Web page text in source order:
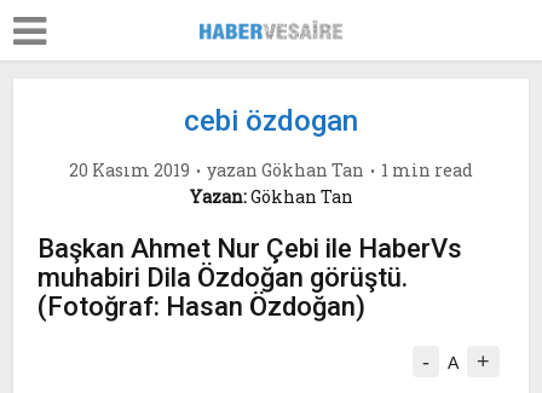
cebi özdogan
20 Kasım 2019 yazan Gökhan Tan
1 min read
Yazan:Gökhan Tan
Başkan Ahmet Nur Çebi ile HaberVs
muhabiri Dila Özdoğan görüştü.
(Fotoğraf: Hasan Özdoğan)
- A +